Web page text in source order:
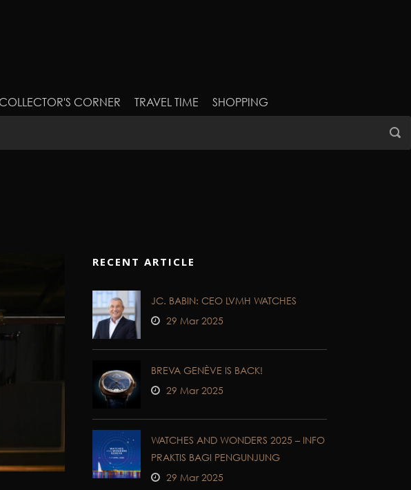
COLLECTOR'S CORNER TRAVEL TIME SHOPPING
RECENT ARTICLE
JC. BABIN: CEO LVMH WATCHES
29 Mar 2025
BREVA GENÈVE IS BACK!
29 Mar 2025
WATCHES AND WONDERS 2025 – INFO
PRAKTIS BAGI PENGUNJUNG
29 Mar 2025